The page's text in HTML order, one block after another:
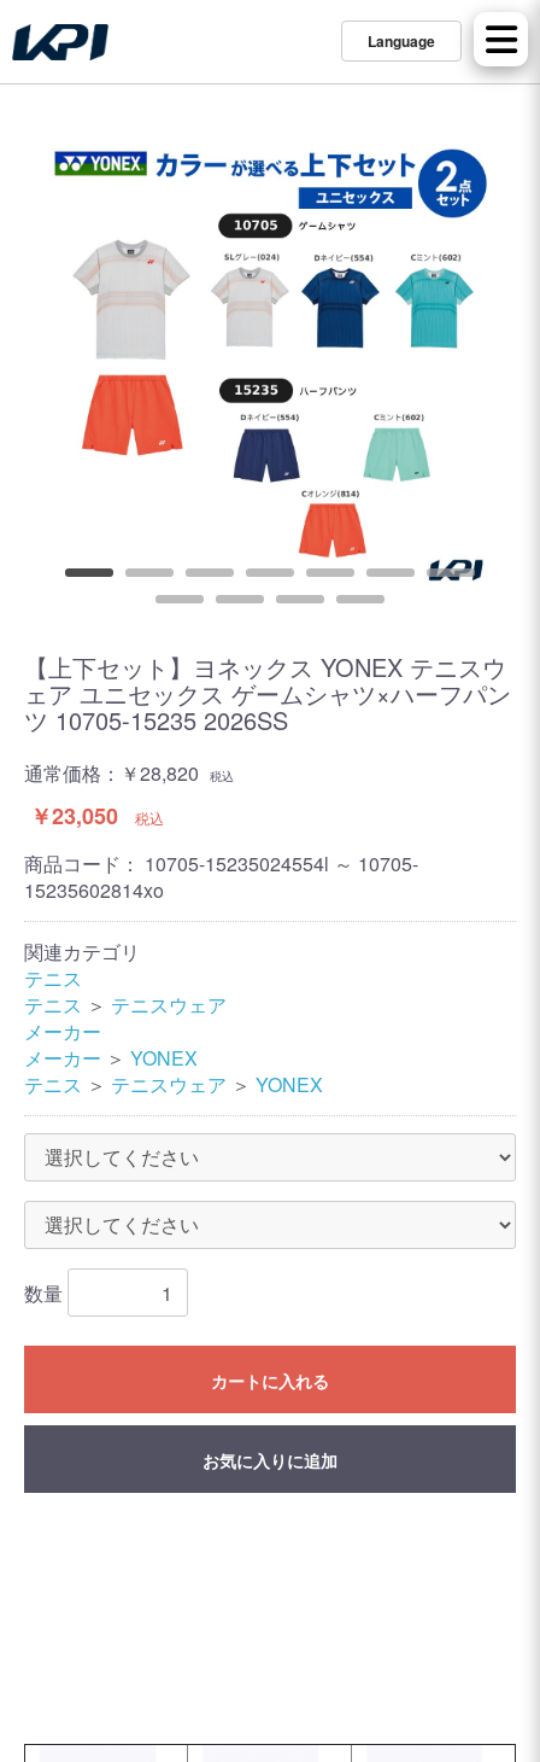
Language
【上下セット】ヨネックス YONEX テニスウ
ェア ユニセックス ゲームシャツ×ハーフパン
ツ 10705-15235 2026SS
通常価格： ￥28,820 税込
￥23,050 税込
商品コード： 10705-15235024554l ～ 10705-
15235602814xo
関連カテゴリ
テニス
テニス ＞ テニスウェア
メーカー
メーカー ＞ YONEX
テニス ＞ テニスウェア ＞ YONEX
数量
カートに入れる
お気に入りに追加